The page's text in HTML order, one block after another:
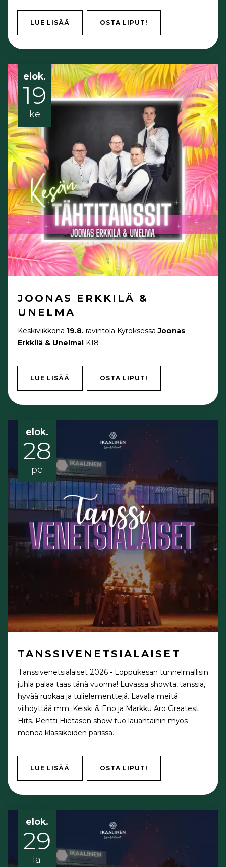
LUE LISÄÄ OSTA LIPUT!
elok.
19
ke
JOONAS ERKKILÄ &
UNELMA
Keskiviikkona 19.8. ravintola KyröksessäJoonas
Erkkilä & Unelma! K18
LUE LISÄÄ OSTA LIPUT!
elok.
28
pe
TANSSIVENETSIALAISET
Tanssivenetsialaiset 2026 - Loppukesän tunnelmallisin
juhla palaa taas tänä vuonna! Luvassa showta, tanssia,
hyvää ruokaa ja tulielementtejä. Lavalla meitä
viihdyttää mm. Keiski & Eno ja Markku Aro Greatest
Hits. Pentti Hietasen show tuo lauantaihin myös
menoa klassikoiden parissa.
LUE LISÄÄ OSTA LIPUT!
elok.
29
la